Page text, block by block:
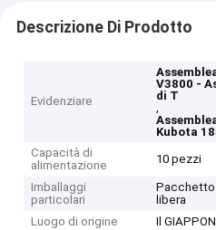
Descrizione Di Prodotto
Evidenziare
V3800 -
di T
,
Kubota
Capacità di
alimentazione
10 pezzi
Imballaggi
particolari
Pacchetto
libera
Luogo di origine
Il